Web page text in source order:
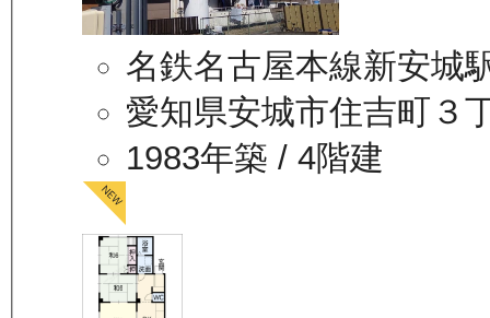
名鉄名古屋本線新安城
愛知県安城市住吉町３
1983年築 / 4階建